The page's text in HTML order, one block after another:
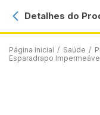
Página Inicial / Saúde /
Esparadrapo
Detalhes do